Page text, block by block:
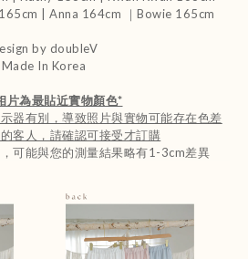
| Anna 164cm ｜Bowie 165cm
by doubleV
Made In Korea
片為最貼近實物顏色*
器有別，導致照片與實物可能存在色差
客人，請確認可接受才訂購
可能與您的測量結果略有1-3cm差異